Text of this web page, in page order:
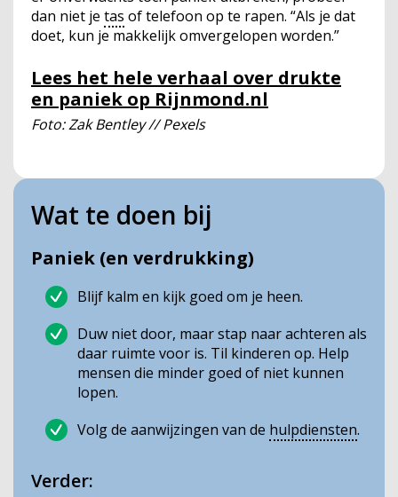
dan niet je tas of telefoon op te rapen. “Als je dat
doet, kun je makkelijk omvergelopen worden.”
Lees het hele verhaal over drukte
en paniek op Rijnmond.nl
Foto: Zak Bentley // Pexels
Wat te doen bij
Paniek (en verdrukking)
Blijf kalm en kijk goed om je heen.
Duw niet door, maar stap naar achteren als
daar ruimte voor is. Til kinderen op. Help
mensen die minder goed of niet kunnen
lopen.
Volg de aanwijzingen van de hulpdiensten.
Verder: